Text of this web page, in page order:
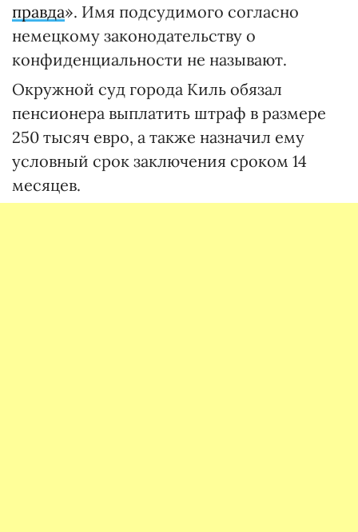
правда». Имя подсудимого согласно
немецкому законодательству о
конфиденциальности не называют.
Окружной суд города Киль обязал
пенсионера выплатить штраф в размере
250 тысяч евро, а также назначил ему
условный срок заключения сроком 14
месяцев.